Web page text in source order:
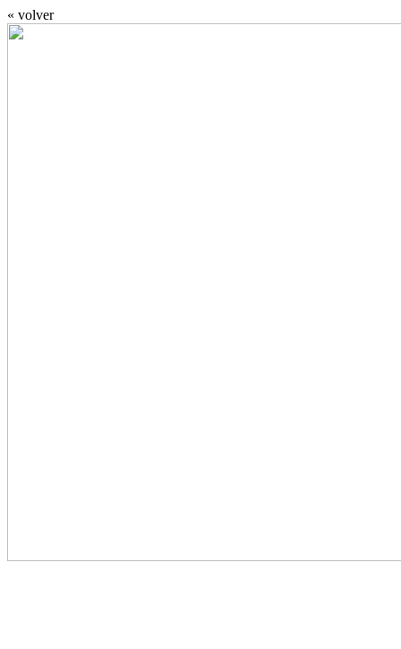
« volver